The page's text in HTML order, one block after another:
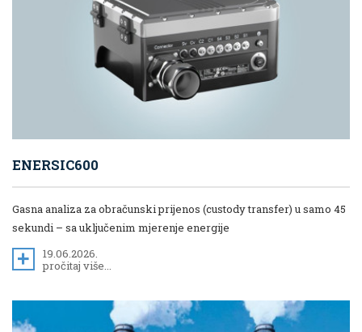
ENERSIC600
Gasna analiza za obračunski prijenos (custody transfer) u samo 45
sekundi – sa uključenim mjerenje energije
19.06.2026.
pročitaj više...